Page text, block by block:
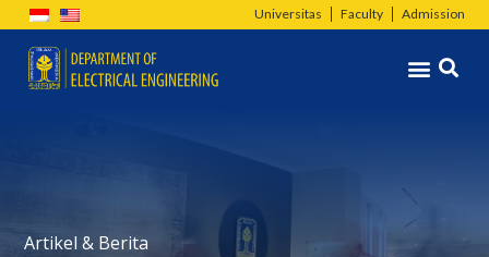
to
content
Universitas Faculty Admission
Menu
Artikel & Berita